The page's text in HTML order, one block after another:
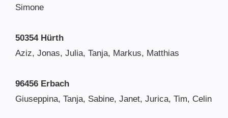
Simone
50354 Hürth
Aziz, Jonas, Julia, Tanja, Markus, Matthias
96456 Erbach
Giuseppina, Tanja, Sabine, Janet, Jurica, Tim, Celin